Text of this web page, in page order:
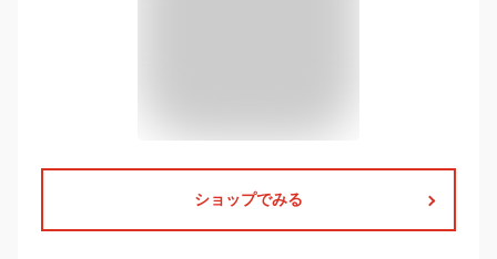
ショップでみる